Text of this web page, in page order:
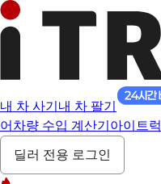
내 차 사기 내 차 팔기
어 차량 수입 계산기 아이트럭
딜러 전용 로그인